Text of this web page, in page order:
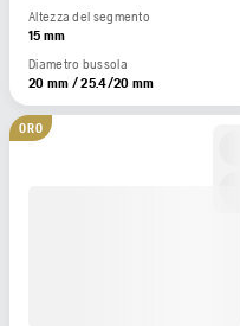
Altezza del segmento
15 mm
Diametro bussola
20 mm / 25.4/20 mm
ORO